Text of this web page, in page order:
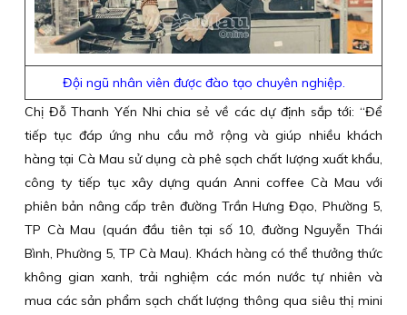
Đội ngũ nhân viên được đào tạo chuyên nghiệp.
Chị Đỗ Thanh Yến Nhi chia sẻ về các dự định sắp tới: “Để
tiếp tục đáp ứng nhu cầu mở rộng và giúp nhiều khách
hàng tại Cà Mau sử dụng cà phê sạch chất lượng xuất khẩu,
công ty tiếp tục xây dựng quán Anni coffee Cà Mau với
phiên bản nâng cấp trên đường Trần Hưng Đạo, Phường 5,
TP Cà Mau (quán đầu tiên tại số 10, đường Nguyễn Thái
Bình, Phường 5, TP Cà Mau). Khách hàng có thể thưởng thức
không gian xanh, trải nghiệm các món nước tự nhiên và
mua các sản phẩm sạch chất lượng thông qua siêu thị mini